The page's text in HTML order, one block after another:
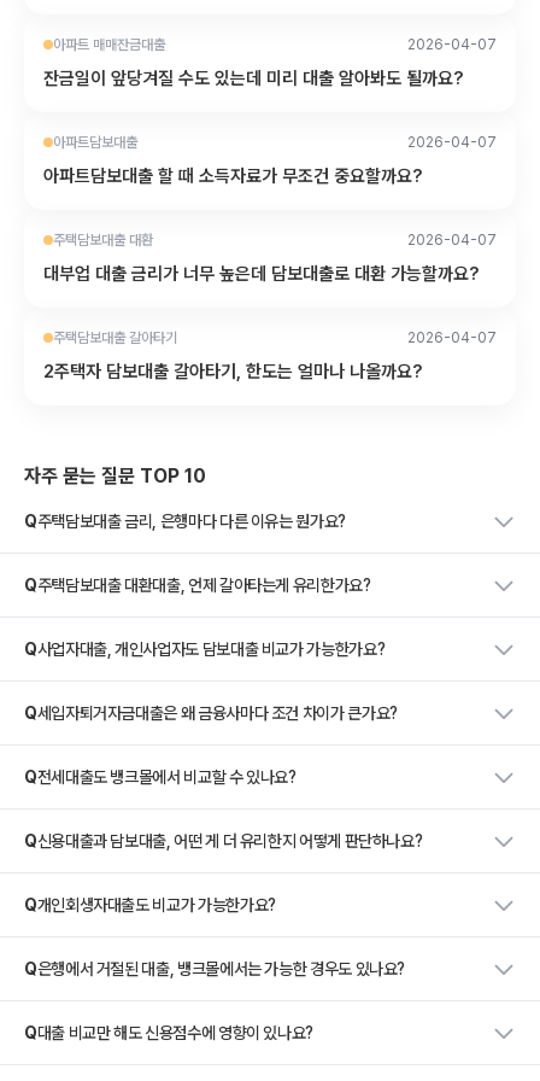
아파트 매매잔금대출 2026-04-07
잔금일이 앞당겨질 수도 있는데 미리 대출 알아봐도 될까요?
아파트담보대출 2026-04-07
아파트담보대출 할 때 소득자료가 무조건 중요할까요?
주택담보대출 대환 2026-04-07
대부업 대출 금리가 너무 높은데 담보대출로 대환 가능할까요?
주택담보대출 갈아타기 2026-04-07
2주택자 담보대출 갈아타기, 한도는 얼마나 나올까요?
자주 묻는 질문 TOP 10
Q주택담보대출 금리, 은행마다 다른 이유는 뭔가요?
Q주택담보대출 대환대출, 언제 갈아타는게 유리한가요?
Q사업자대출, 개인사업자도 담보대출 비교가 가능한가요?
Q세입자퇴거자금대출은 왜 금융사마다 조건 차이가 큰가요?
Q전세대출도 뱅크몰에서 비교할 수 있나요?
Q신용대출과 담보대출, 어떤 게 더 유리한지 어떻게 판단하나요?
Q개인회생자대출도 비교가 가능한가요?
Q은행에서 거절된 대출, 뱅크몰에서는 가능한 경우도 있나요?
Q대출 비교만 해도 신용점수에 영향이 있나요?